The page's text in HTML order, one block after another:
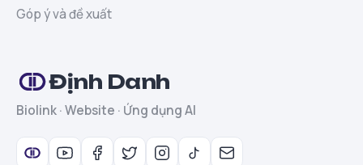
Góp ý và đề xuất
Định Danh
Biolink · Website · Ứng dụng AI